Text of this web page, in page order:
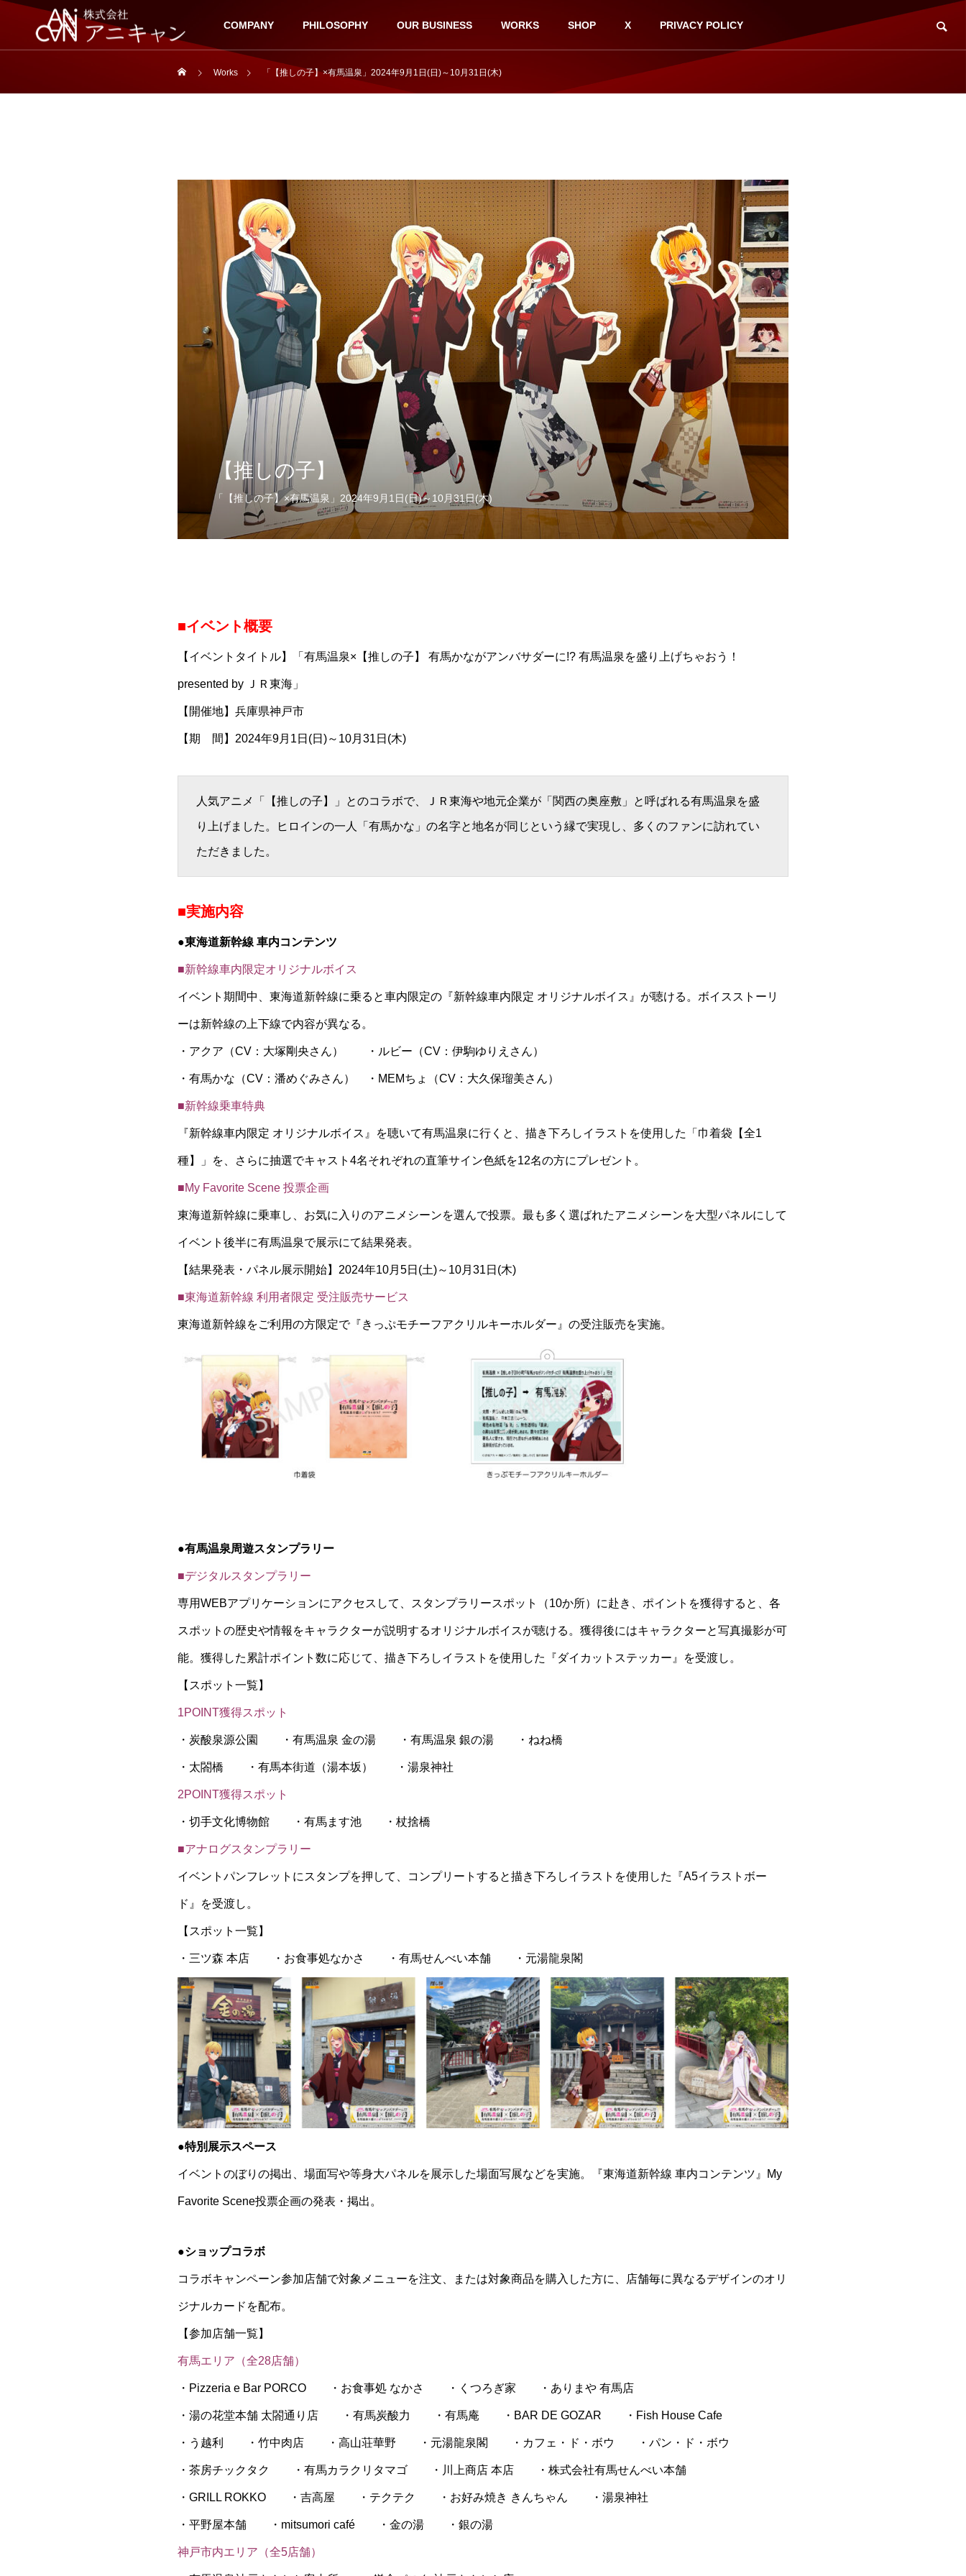
COMPANY PHILOSOPHY OUR BUSINESS WORKS SHOP X PRIVACY POLICY
Works 「【推しの子】×有馬温泉」2024年9月1日(日)～10月31日(木)
【推しの子】
「【推しの子】×有馬温泉」2024年9月1日(日)～10月31日(木)
■イベント概要
【イベントタイトル】「 有馬温泉×【推しの子】 有馬かながアンバサダーに!? 有馬温泉を盛り上げちゃおう！
presented by ＪＲ東海 」
【開催地】兵庫県神戸市
【期 間】2024年9月1日(日)～10月31日(木)
人気アニメ「【推しの子】」とのコラボで、ＪＲ東海や地元企業が「関西の奥座敷」と呼ばれる有馬温泉を盛
り上げました。ヒロインの一人「有馬かな」の名字と地名が同じという縁で実現し、多くのファンに訪れてい
ただきました。
■実施内容
●東海道新幹線 車内コンテンツ
■新幹線車内限定オリジナルボイス
イベント期間中、東海道新幹線に乗ると車内限定の『新幹線車内限定 オリジナルボイス』が聴ける。ボイスストーリ
ーは新幹線の上下線で内容が異なる。
・アクア（CV：大塚剛央さん） ・ルビー（CV：伊駒ゆりえさん）
・有馬かな（CV：潘めぐみさん） ・MEMちょ（CV：大久保瑠美さん）
■新幹線乗車特典
『新幹線車内限定 オリジナルボイス』を聴いて有馬温泉に行くと、描き下ろしイラストを使用した「巾着袋【全1
種】」を、さらに抽選でキャスト4名それぞれの直筆サイン色紙を12名の方にプレゼント。
■My Favorite Scene 投票企画
東海道新幹線に乗車し、お気に入りのアニメシーンを選んで投票。最も多く選ばれたアニメシーンを大型パネルにして
イベント後半に有馬温泉で展示にて結果発表。
【結果発表・パネル展示開始】2024年10月5日(土)～10月31日(木)
■東海道新幹線 利用者限定 受注販売サービス
東海道新幹線をご利用の方限定で『きっぷモチーフアクリルキーホルダー』の受注販売を実施。
●有馬温泉周遊スタンプラリー
■デジタルスタンプラリー
専用WEBアプリケーションにアクセスして、スタンプラリースポット（10か所）に赴き、ポイントを獲得すると、各
スポットの歴史や情報をキャラクターが説明するオリジナルボイスが聴ける。獲得後にはキャラクターと写真撮影が可
能。獲得した累計ポイント数に応じて、描き下ろしイラストを使用した『ダイカットステッカー』を受渡し。
【スポット一覧】
1POINT獲得スポット
・炭酸泉源公園 ・有馬温泉 金の湯 ・有馬温泉 銀の湯 ・ねね橋
・太閤橋 ・有馬本街道（湯本坂） ・湯泉神社
2POINT獲得スポット
・切手文化博物館 ・有馬ます池 ・杖捨橋
■アナログスタンプラリー
イベントパンフレットにスタンプを押して、コンプリートすると描き下ろしイラストを使用した『A5イラストボー
ド』を受渡し。
【スポット一覧】
・三ツ森 本店 ・お食事処なかさ ・有馬せんべい本舗 ・元湯龍泉閣
●特別展示スペース
イベントのぼりの掲出、場面写や等身大パネルを展示した場面写展などを実施。『東海道新幹線 車内コンテンツ』My
Favorite Scene投票企画の発表・掲出。
●ショップコラボ
コラボキャンペーン参加店舗で対象メニューを注文、または対象商品を購入した方に、店舗毎に異なるデザインのオリ
ジナルカードを配布。
【参加店舗一覧】
有馬エリア（全28店舗）
・Pizzeria e Bar PORCO ・お食事処 なかさ ・くつろぎ家 ・ありまや 有馬店
・湯の花堂本舗 太閤通り店 ・有馬炭酸力 ・有馬庵 ・BAR DE GOZAR ・Fish House Cafe
・う越利 ・竹中肉店 ・高山荘華野 ・元湯龍泉閣 ・カフェ・ド・ボウ ・パン・ド・ボウ
・茶房チックタク ・有馬カラクリタマゴ ・川上商店 本店 ・株式会社有馬せんべい本舗
・GRILL ROKKO ・吉高屋 ・テクテク ・お好み焼き きんちゃん ・湯泉神社
・平野屋本舗 ・mitsumori café ・金の湯 ・銀の湯
神戸市内エリア（全5店舗）